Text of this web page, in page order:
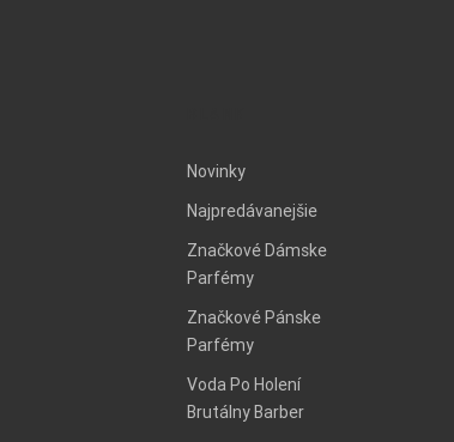
Novinky
Najpredávanejšie
Značkové Dámske
Parfémy
Značkové Pánske
Parfémy
Voda Po Holení
Brutálny Barber